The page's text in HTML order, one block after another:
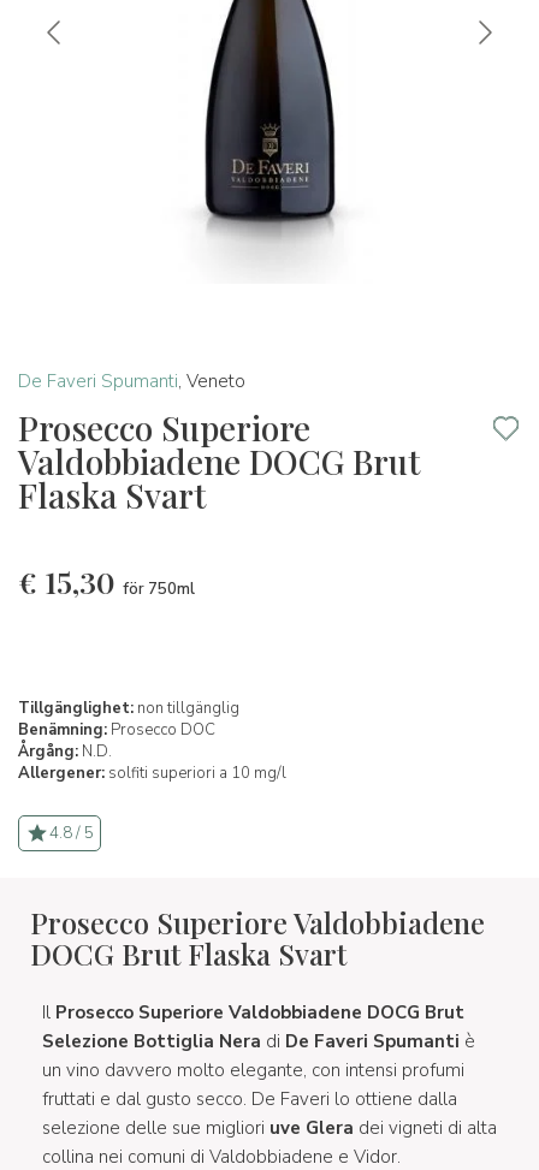
De Faveri Spumanti, Veneto
Prosecco Superiore
Valdobbiadene DOCG Brut
Flaska Svart
€ 15,30 för 750ml
Tillgänglighet: non tillgänglig
Benämning: Prosecco DOC
Årgång: N.D.
Allergener: solfiti superiori a 10 mg/l
4.8 / 5
Prosecco Superiore Valdobbiadene
DOCG Brut Flaska Svart
Il Prosecco Superiore Valdobbiadene DOCG Brut
Selezione Bottiglia Nera di De Faveri Spumanti è
un vino davvero molto elegante, con intensi profumi
fruttati e dal gusto secco. De Faveri lo ottiene dalla
selezione delle sue migliori uve Glera dei vigneti di alta
collina nei comuni di Valdobbiadene e Vidor.